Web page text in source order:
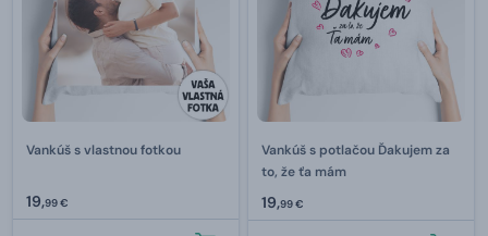
Vankúš s vlastnou fotkou
19,99 €
Vankúš s potlačou Ďakujem za
to, že ťa mám
19,99 €